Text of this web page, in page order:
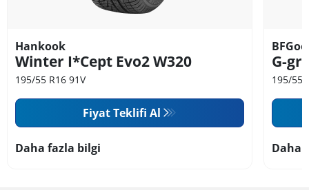
Hankook
Winter I*Cept Evo2 W320
195/55 R16 91V
Fiyat Teklifi Al
Daha fazla bilgi
G-
195/55
Daha